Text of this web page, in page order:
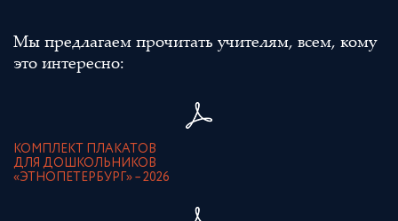
Мы предлагаем прочитать учителям, всем, кому
это интересно:
КОМПЛЕКТ ПЛАКАТОВ
ДЛЯ ДОШКОЛЬНИКОВ
«ЭТНОПЕТЕРБУРГ» – 2026